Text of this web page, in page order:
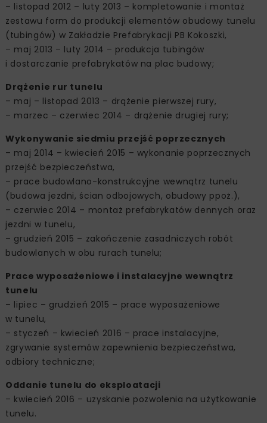
– listopad 2012 – luty 2013 – kompletowanie i montaż
zestawu form do produkcji elementów obudowy tunelu
(tubingów) w Zakładzie Prefabrykacji PB Kokoszki,
– maj 2013 – luty 2014 – produkcja tubingów
i dostarczanie prefabrykatów na plac budowy;
Drążenie rur tunelu
– maj – listopad 2013 – drążenie pierwszej rury,
– marzec – czerwiec 2014 – drążenie drugiej rury;
Wykonywanie siedmiu przejść poprzecznych
– maj 2014 – kwiecień 2015 – wykonanie poprzecznych
przejść bezpieczeństwa,
– prace budowlano-konstrukcyjne wewnątrz tunelu
(budowa jezdni, ścian odbojowych, obudowy ppoż.),
– czerwiec 2014 – montaż prefabrykatów dennych oraz
jezdni w tunelu,
– grudzień 2015 – zakończenie zasadniczych robót
budowlanych w obu rurach tunelu;
Prace wyposażeniowe i instalacyjne wewnątrz
tunelu
– lipiec – grudzień 2015 – prace wyposażeniowe
w tunelu,
– styczeń – kwiecień 2016 – prace instalacyjne,
zgrywanie systemów zapewnienia bezpieczeństwa,
odbiory techniczne;
Oddanie tunelu do eksploatacji
– kwiecień 2016 – uzyskanie pozwolenia na użytkowanie
tunelu.